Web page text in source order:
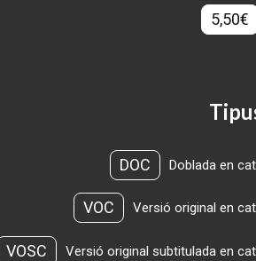
5,50€
DOC Doblada en
VOC Versió original en
VOSC Versió original subtitulada en